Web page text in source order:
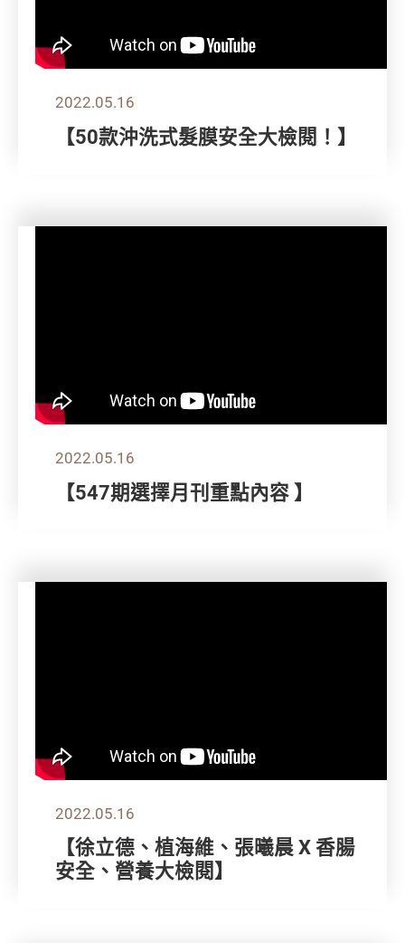
2022.05.16
【50款沖洗式髮膜安全大檢閱！】
2022.05.16
【547期選擇月刊重點內容 】
2022.05.16
【徐立德、植海維、張曦晨 X 香腸
安全、營養大檢閱】